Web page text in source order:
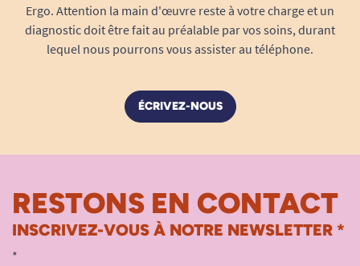
Ergo. Attention la main d'œuvre reste à votre charge et un
diagnostic doit être fait au préalable par vos soins, durant
lequel nous pourrons vous assister au téléphone.
ÉCRIVEZ-NOUS
RESTONS EN CONTACT
INSCRIVEZ-VOUS À NOTRE NEWSLETTER *
*